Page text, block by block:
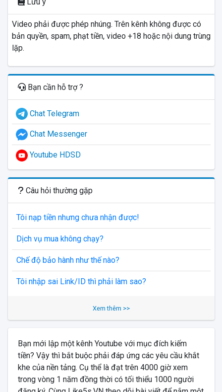
Video phải được phép nhúng. Trên kênh không được có
bản quyền, spam, phạt tiền, video +18 hoặc nội dung trùng
lặp.
Bạn cần hỗ trợ ?
Chat Telegram
Chat Messenger
Youtube HDSD
Câu hỏi thường gặp
Tôi nạp tiền nhưng chưa nhận được!
Dịch vụ mua không chạy?
Chế độ bảo hành như thế nào?
Tôi nhập sai Link/ID thì phải làm sao?
Xem thêm >>
Bạn mới lập một kênh Youtube với mục đích kiếm
tiền? Vậy thì bắt buộc phải đáp ứng các yêu cầu khắt
khe của nền tảng. Cụ thể là đạt trên 4000 giờ xem
trong vòng 1 năm đồng thời có tối thiểu 1000 người